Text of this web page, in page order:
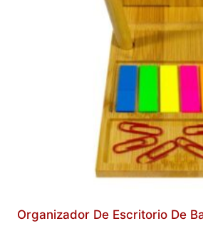
Organizador De Escritorio De